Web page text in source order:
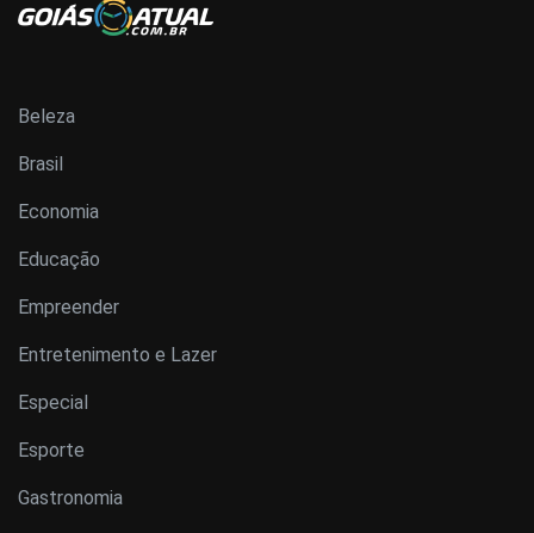
Beleza
Brasil
Economia
Educação
Empreender
Entretenimento e Lazer
Especial
Esporte
Gastronomia